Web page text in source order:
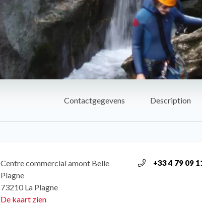
Contactgegevens Description
Centre commercial amont Belle
Plagne
73210 La Plagne
De kaart zien
+33 4 79 09